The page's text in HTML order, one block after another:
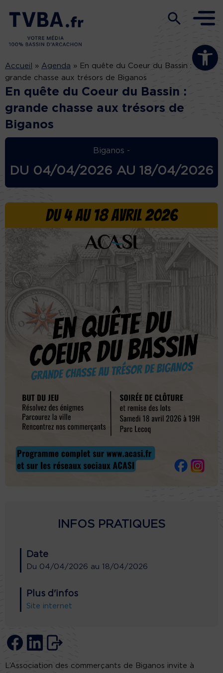
Ouvrir la
Accueil » Agenda » En quête du Coeur du Bassin :
grande chasse aux trésors de Biganos
En quête du Coeur du Bassin :
grande chasse aux trésors de
Biganos
Biganos -
DU 04/04/2026 AU 18/04/2026
INFOS PRATIQUES
Date
Du 04/04/2026 au 18/04/2026
Plus d'infos
Site internet
L’Association des commerçants de Biganos invite à